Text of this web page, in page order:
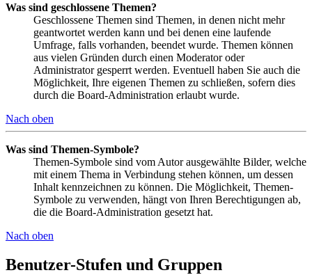
Was sind geschlossene Themen?
Geschlossene Themen sind Themen, in denen nicht mehr
geantwortet werden kann und bei denen eine laufende
Umfrage, falls vorhanden, beendet wurde. Themen können
aus vielen Gründen durch einen Moderator oder
Administrator gesperrt werden. Eventuell haben Sie auch die
Möglichkeit, Ihre eigenen Themen zu schließen, sofern dies
durch die Board-Administration erlaubt wurde.
Nach oben
Was sind Themen-Symbole?
Themen-Symbole sind vom Autor ausgewählte Bilder, welche
mit einem Thema in Verbindung stehen können, um dessen
Inhalt kennzeichnen zu können. Die Möglichkeit, Themen-
Symbole zu verwenden, hängt von Ihren Berechtigungen ab,
die die Board-Administration gesetzt hat.
Nach oben
Benutzer-Stufen und Gruppen